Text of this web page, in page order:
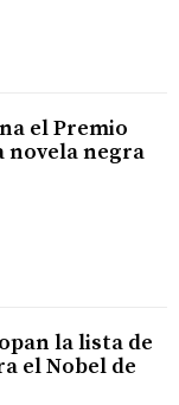
el Premio
novela negra
la lista de
el Nobel de